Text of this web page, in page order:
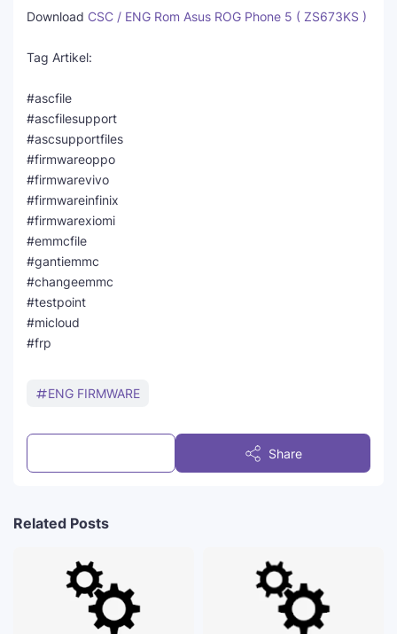
Download CSC / ENG Rom Asus ROG Phone 5 ( ZS673KS )
Tag Artikel:
#ascfile
#ascfilesupport
#ascsupportfiles
#firmwareoppo
#firmwarevivo
#firmwareinfinix
#firmwarexiomi
#emmcfile
#gantiemmc
#changeemmc
#testpoint
#micloud
#frp
ENG FIRMWARE
Share
Related Posts